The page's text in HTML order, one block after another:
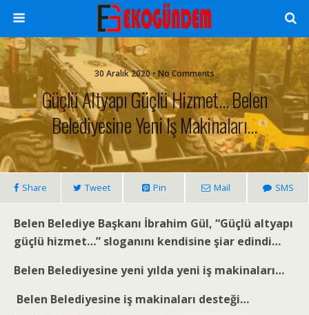
30 Aralık 2020 • No Comments
Güçlü Altyapı Güçlü Hizmet… Belen
Belediyesine Yeni Iş Makinaları…
Share Tweet Pin Mail SMS
Belen Belediye Başkanı İbrahim Gül, “Güçlü altyapı
güçlü hizmet…” sloganını kendisine şiar edindi…
Belen Belediyesine yeni yılda yeni iş makinaları…
Belen Belediyesine iş makinaları desteği…